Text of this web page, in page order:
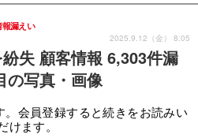
失 顧客情報 6,303件漏
の写真・画像
漏えい
2025.9.12（金） 8:05
。会員登録すると続きをお読みい
けます。